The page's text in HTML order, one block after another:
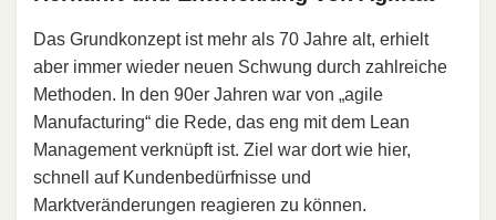
Das Grundkonzept ist mehr als 70 Jahre alt, erhielt
aber immer wieder neuen Schwung durch zahlreiche
Methoden. In den 90er Jahren war von „agile
Manufacturing“ die Rede, das eng mit dem Lean
Management verknüpft ist. Ziel war dort wie hier,
schnell auf Kundenbedürfnisse und
Marktveränderungen reagieren zu können.